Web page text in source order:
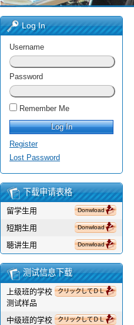
Log In
Username
Password
Remember Me
Register
Lost Password
下载申请表格
留学生用 Donwload
短期生用 Donwload
聴讲生用 Donwload
测试信息下载
クリックしてＤＬ
上级班的学校
测试样品
クリックしてＤＬ
中级班的学校